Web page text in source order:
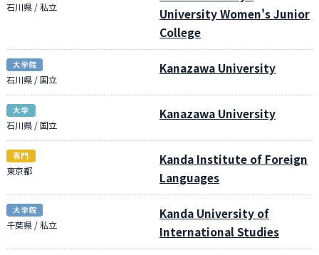
石川県 / 私立
University Women's Junior
College
石川県 / 国立
Kanazawa University
石川県 / 国立
Kanazawa University
東京都
Kanda Institute of Foreign
Languages
千葉県 / 私立
Kanda University of
International Studies